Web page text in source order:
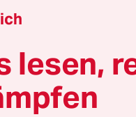
vor
dafür alle, egal
fahrscheinlosen
lesen,